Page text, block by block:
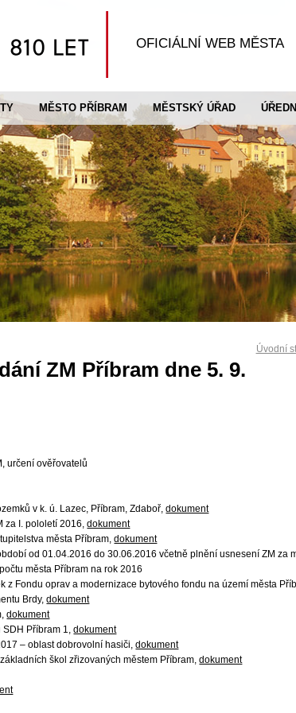
OFICIÁLNÍ WEB MĚSTA
MĚSTO PŘÍBRAM MĚSTSKÝ ÚŘAD
Úvodní
ZM Příbram dne 5. 9.
určení ověřovatelů
v k. ú. Lazec, Příbram, Zdaboř,dokument
za I. pololetí 2016,dokument
města Příbram,dokument
od 01.04.2016 do 30.06.2016 včetně plnění usnesení ZM za
města Příbram na rok 2016
z Fondu oprav a modernizace bytového fondu na území města
Brdy,dokument
dokument
SDH Příbram 1,dokument
– oblast dobrovolní hasiči,dokument
škol zřizovaných městem Příbram,dokument